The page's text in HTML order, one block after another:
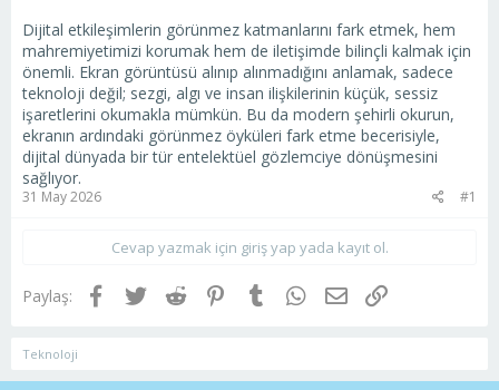
Dijital etkileşimlerin görünmez katmanlarını fark etmek, hem
mahremiyetimizi korumak hem de iletişimde bilinçli kalmak için
önemli. Ekran görüntüsü alınıp alınmadığını anlamak, sadece
teknoloji değil; sezgi, algı ve insan ilişkilerinin küçük, sessiz
işaretlerini okumakla mümkün. Bu da modern şehirli okurun,
ekranın ardındaki görünmez öyküleri fark etme becerisiyle,
dijital dünyada bir tür entelektüel gözlemciye dönüşmesini
sağlıyor.
31 May 2026 #1
Cevap yazmak için giriş yap yada kayıt ol.
Paylaş: Facebook
TwitterReddit PinterestTumblrWhatsApp
E-postaLink
Teknoloji